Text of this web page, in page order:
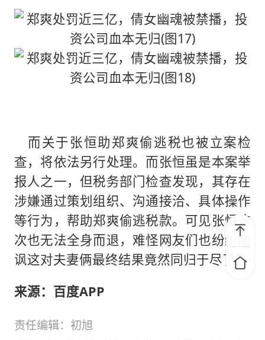
而关于张恒助郑爽偷逃税也被立案检
查，将依法另行处理。而张恒虽是本案举
报人之一，但税务部门检查发现，其存在
涉嫌通过策划组织、沟通接洽、具体操作
等行为，帮助郑爽偷逃税款。可见张恒这
次也无法全身而退，难怪网友们也纷纷嘲
讽这对夫妻俩最终结果竟然同归于尽了！
来源：百度APP
责任编辑：初旭